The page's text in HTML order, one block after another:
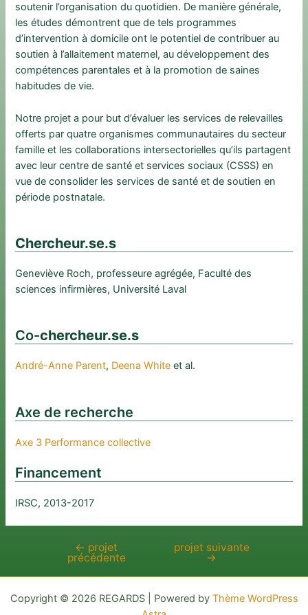
soutenir l’organisation du quotidien. De manière générale,
les études démontrent que de tels programmes
d’intervention à domicile ont le potentiel de contribuer au
soutien à l’allaitement maternel, au développement des
compétences parentales et à la promotion de saines
habitudes de vie.
Notre projet a pour but d’évaluer les services de relevailles
offerts par quatre organismes communautaires du secteur
famille et les collaborations intersectorielles qu’ils partagent
avec leur centre de santé et services sociaux (CSSS) en
vue de consolider les services de santé et de soutien en
période postnatale.
Chercheur.se.s
Geneviève Roch, professeure agrégée, Faculté des
sciences infirmières, Université Laval
Co-chercheur.se.s
André-Anne Parent, Deena White et al.
Axe de recherche
Axe 3 Performance collective
Financement
IRSC, 2013-2017
Navigation
l’article
← projet
précédente
projet suivante
→
Copyright © 2026 REGARDS | Powered by Thème WordPress